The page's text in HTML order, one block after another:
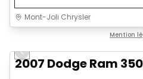
Mont-Joli Chrysler
Mention
Previous slide
2007 Dodge Ram